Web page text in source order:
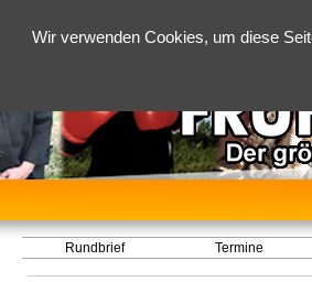
Wir verwenden Cookies, um diese
Rundbrief Termine